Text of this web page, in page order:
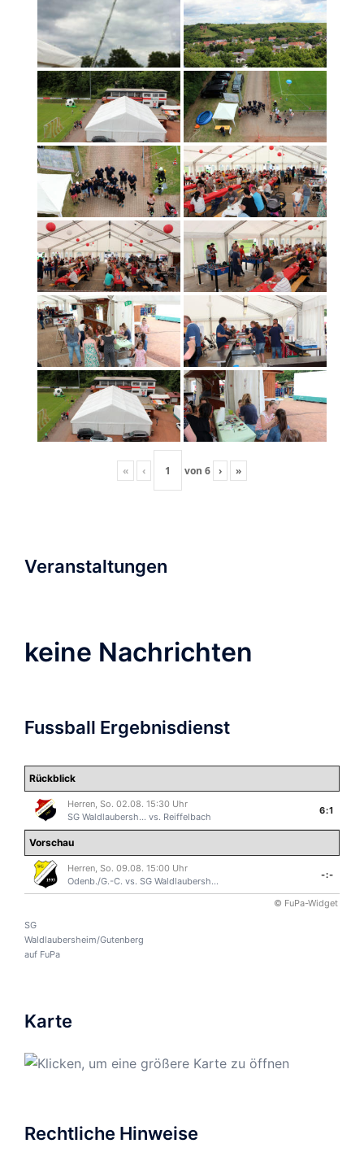
« ‹ von 6 › »
Veranstaltungen
keine Nachrichten
Fussball Ergebnisdienst
Rückblick
Herren, So. 02.08. 15:30 Uhr
SG Waldlaubersh... vs. Reiffelbach
6:1
Vorschau
Herren, So. 09.08. 15:00 Uhr
Odenb./G.-C. vs. SG Waldlaubersh...
-:-
© FuPa-Widget
SG
Waldlaubersheim/Gutenberg
auf FuPa
Karte
Rechtliche Hinweise